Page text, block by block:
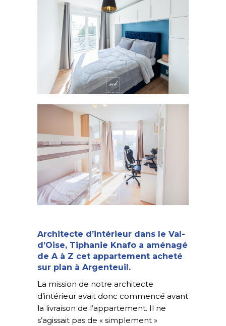
Architecte d’intérieur dans le Val-
d’Oise, Tiphanie Knafo a aménagé
de A à Z cet appartement acheté
sur plan à Argenteuil.
La mission de notre architecte
d’intérieur avait donc commencé avant
la livraison de l’appartement. Il ne
s’agissait pas de « simplement »